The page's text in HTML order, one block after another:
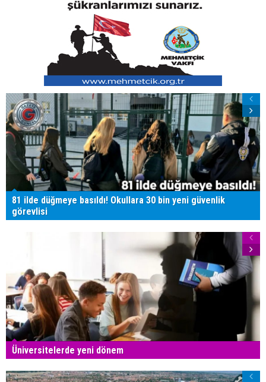
81 ilde düğmeye basıldı! Okullara 30 bin yeni güvenlik
görevlisi
Üniversitelerde yeni dönem